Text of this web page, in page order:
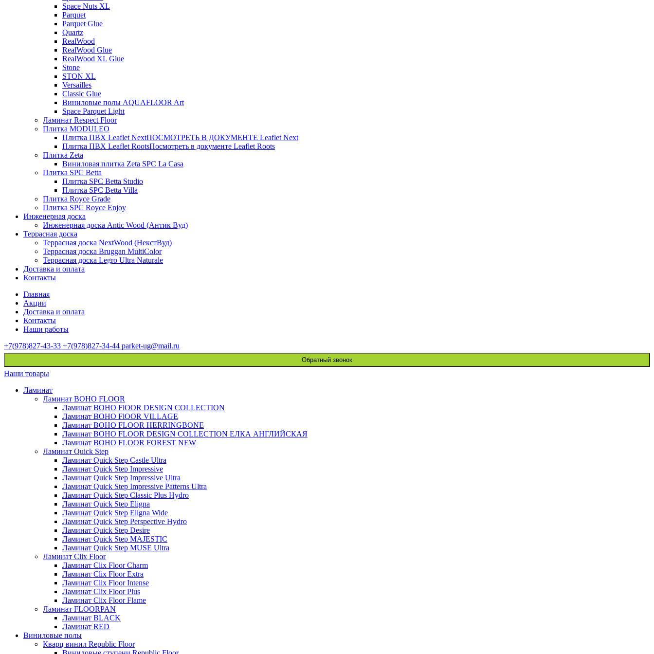
Space Nuts XL
Parquet
Parquet Glue
Quartz
RealWood
RealWood Glue
RealWood XL Glue
Stone
STON XL
Versailles
Classic Glue
Виниловые полы AQUAFLOOR Art
Space Parquet Light
Ламинат Respect Floor
Плитка MODULEO
Плитка ПВХ Leaflet NextПОСМОТРЕТЬ В ДОКУМЕНТЕ Leaflet Next
Плитка ПВХ Leaflet RootsПосмотреть в документе Leaflet Roots
Плитка Zeta
Виниловая плитка Zeta SPC La Casa
Плитка SPC Betta
Плитка SPC Betta Studio
Плитка SPC Betta Villa
Плитка Royce Grade
Плитка SPC Royce Enjoy
Инженерная доска
Инженерная доска Antic Wood (Антик Вуд)
Террасная доска
Террасная доска NextWood (НекстВуд)
Террасная доска Bruggan MultiColor
Террасная доска Legro Ultra Naturale
Доставка и оплата
Контакты
Главная
Акции
Доставка и оплата
Контакты
Наши работы
+7(978)827-43-33 +7(978)827-34-44 parket-ug@mail.ru
Обратный звонок
Наши товары
Ламинат
Ламинат BOHO FLOOR
Ламинат BOHO FlOOR DESIGN COLLECTION
Ламинат BOHO FlOOR VILLAGE
Ламинат BOHO FLOOR HERRINGBONE
Ламинат BOHO FLOOR DESIGN COLLECTION ЕЛКА АНГЛИЙСКАЯ
Ламинат BOHO FLOOR FOREST NEW
Ламинат Quick Step
Ламинат Quick Step Castle Ultra
Ламинат Quick Step Impressive
Ламинат Quick Step Impressive Ultra
Ламинат Quick Step Impressive Patterns Ultra
Ламинат Quick Step Classic Plus Hydro
Ламинат Quick Step Eligna
Ламинат Quick Step Eligna Wide
Ламинат Quick Step Perspective Hydro
Ламинат Quick Step Desire
Ламинат Quick Step MAJESTIC
Ламинат Quick Step MUSE Ultra
Ламинат Clix Floor
Ламинат Clix Floor Charm
Ламинат Clix Floor Extra
Ламинат Clix Floor Intense
Ламинат Clix Floor Plus
Ламинат Clix Floor Flame
Ламинат FLOORPAN
Ламинат BLACK
Ламинат RED
Виниловые полы
Кварц винил Republic Floor